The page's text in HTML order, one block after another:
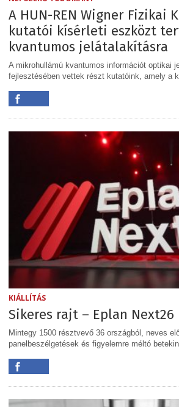
A HUN-REN Wigner Fizikai
kutatói kísérleti eszközt
kvantumos jelátalakításra
A mikrohullámú kvantumos információt optikai
fejlesztésében vettek részt kutatóink, amely a
KIÁLLÍTÁS
Sikeres rajt – Eplan Next26
Mintegy 1500 résztvevő 36 országból, neves
panelbeszélgetések és figyelemre méltó